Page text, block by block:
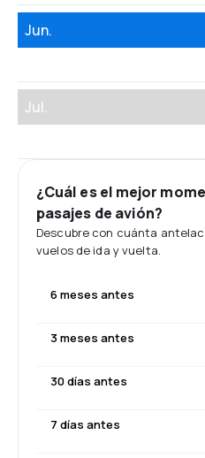
Jun.
Jul.
¿Cuál es el mejor
pasajes de avión?
Descubre con cuánta
vuelos de ida y vuelta.
6 meses antes
3 meses antes
30 días antes
7 días antes